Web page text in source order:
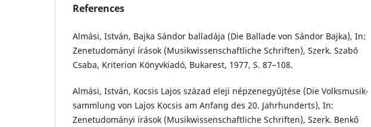
References
Almási, István, Bajka Sándor balladája (Die Ballade von Sándor Bajka), In:
Zenetudományi írások (Musikwissenschaftliche Schriften), Szerk. Szabó
Csaba, Kriterion Könyvkiadó, Bukarest, 1977, S. 87–108.
Almási, István, Kocsis Lajos század eleji népzenegyűjtése (Die Volksmusik-
sammlung von Lajos Kocsis am Anfang des 20. Jahrhunderts), In:
Zenetudományi írások (Musikwissenschaftliche Schriften), Szerk. Benkő